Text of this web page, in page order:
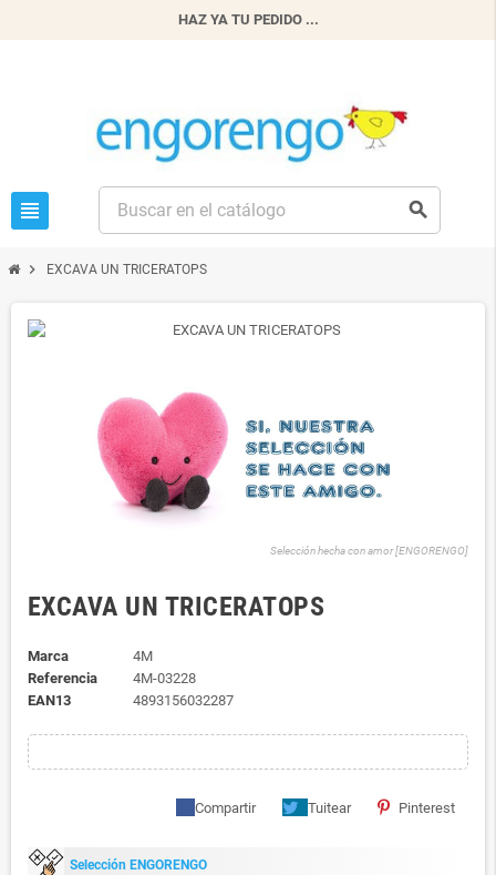
HAZ YA TU PEDIDO ...
view_headline search
chevron_right EXCAVA UN TRICERATOPS
Selección hecha con amor [ENGORENGO]
EXCAVA UN TRICERATOPS
Marca
4M
Referencia
4M-03228
EAN13
4893156032287
Compartir Tuitear Pinterest
Selección ENGORENGO